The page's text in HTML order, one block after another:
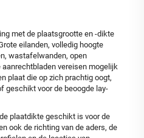
met de plaatsgrootte en -dikte
eilanden, volledig hoogte
wastafelwanden, open
vereisen mogelijk
plaat die op zich prachtig oogt,
geschikt voor de beoogde lay-
plaatdikte geschikt is voor de
ook de richting van de aders, de